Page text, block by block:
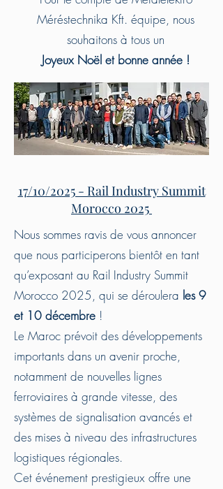
Méréstechnika Kft. équipe, nous
souhaitons à tous un
Joyeux Noël et bonne année !
17/10/2025 - Rail Industry Summit
Morocco 2025
Nous sommes ravis de vous annoncer
que nous participerons bientôt en tant
qu’exposant au Rail Industry Summit
Morocco 2025, qui se déroulera les 9
et 10 décembre !
Le Maroc prévoit des développements
importants dans un avenir proche,
notamment de nouvelles lignes
ferroviaires à grande vitesse, des
systèmes de signalisation avancés et
des mises à niveau des infrastructures
logistiques régionales.
Cet événement prestigieux offre une